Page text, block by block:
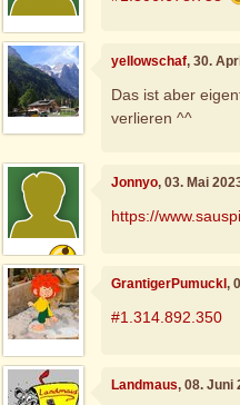
yellowschaf, 30.
Das ist aber
verlieren ^^
Jonnyo, 03. Mai
https://
GrantigerPumuckl,
#1.314.892.350
Landmaus, 08. Juni